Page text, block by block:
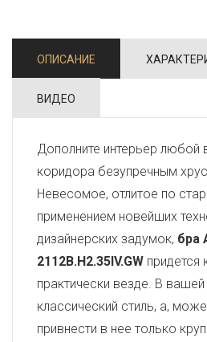
ОПИСАНИЕ
ВИДЕО
Дополните интерьер
коридора безупречным
Невесомое, отлитое по
применением новейших
дизайнерских задумок, бра
2112B.H2.35IV.GW придется
практически везде. В
классический стиль, а,
привнести в нее только